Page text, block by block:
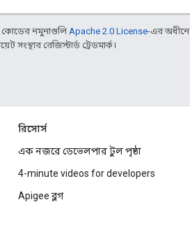
নমুনাগুলিApache 2.0 License-এর অধীনে
রেজিস্টার্ড ট্রেডমার্ক।
রিসোর্স
এক নজরে ডেভেলপার টুল পৃষ্ঠা
4-minute videos for developers
Apigee ব্লগ